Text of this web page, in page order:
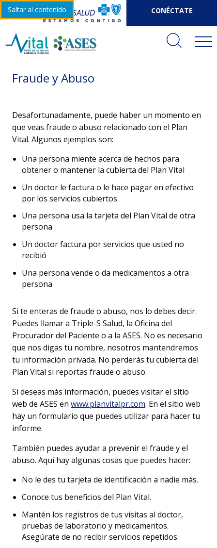
Saltar al contenido CONÉCTATE
Fraude y Abuso
Desafortunadamente, puede haber un momento en
que veas fraude o abuso relacionado con el Plan
Vital. Algunos ejemplos son:
Una persona miente acerca de hechos para
obtener o mantener la cubierta del Plan Vital
Un doctor le factura o le hace pagar en efectivo
por los servicios cubiertos
Una persona usa la tarjeta del Plan Vital de otra
persona
Un doctor factura por servicios que usted no
recibió
Una persona vende o da medicamentos a otra
persona
Si te enteras de fraude o abuso, nos lo debes decir.
Puedes llamar a Triple-S Salud, la Oficina del
Procurador del Paciente o a la ASES. No es necesario
que nos digas tu nombre, nosotros mantendremos
tu información privada. No perderás tu cubierta del
Plan Vital si reportas fraude o abuso.
Si deseas más información, puedes visitar el sitio
web de ASES en www.planvitalpr.com. En el sitio web
hay un formulario que puedes utilizar para hacer tu
informe.
También puedes ayudar a prevenir el fraude y el
abuso. Aquí hay algunas cosas que puedes hacer:
No le des tu tarjeta de identificación a nadie más.
Conoce tus beneficios del Plan Vital.
Mantén los registros de tus visitas al doctor,
pruebas de laboratorio y medicamentos.
Asegúrate de no recibir servicios repetidos.